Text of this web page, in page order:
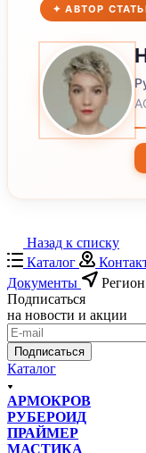
✦ АВТОР
Назад к списку
Каталог
Документы
Регион
Подписаться
на новости и акции
Подписаться
Каталог
АРМОКРОВ
РУБЕРОИД
ПРАЙМЕР
МАСТИКА